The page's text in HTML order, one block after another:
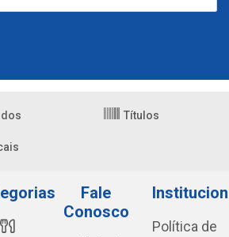
Títulos
Fale
Conosco
Política de